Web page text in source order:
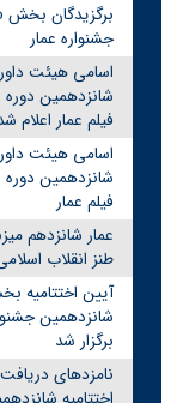
برگزیدگان بخش
جشنواره عمار
اسامی هیئت
شانزدهمین دوره
فیلم عمار اعلام
اسامی هیئت
شانزدهمین دوره
فیلم عمار
عمار شانزدهم
طنز انقلاب
آیین اختتامیه
شانزدهمین
برگزار شد
نامزدهای